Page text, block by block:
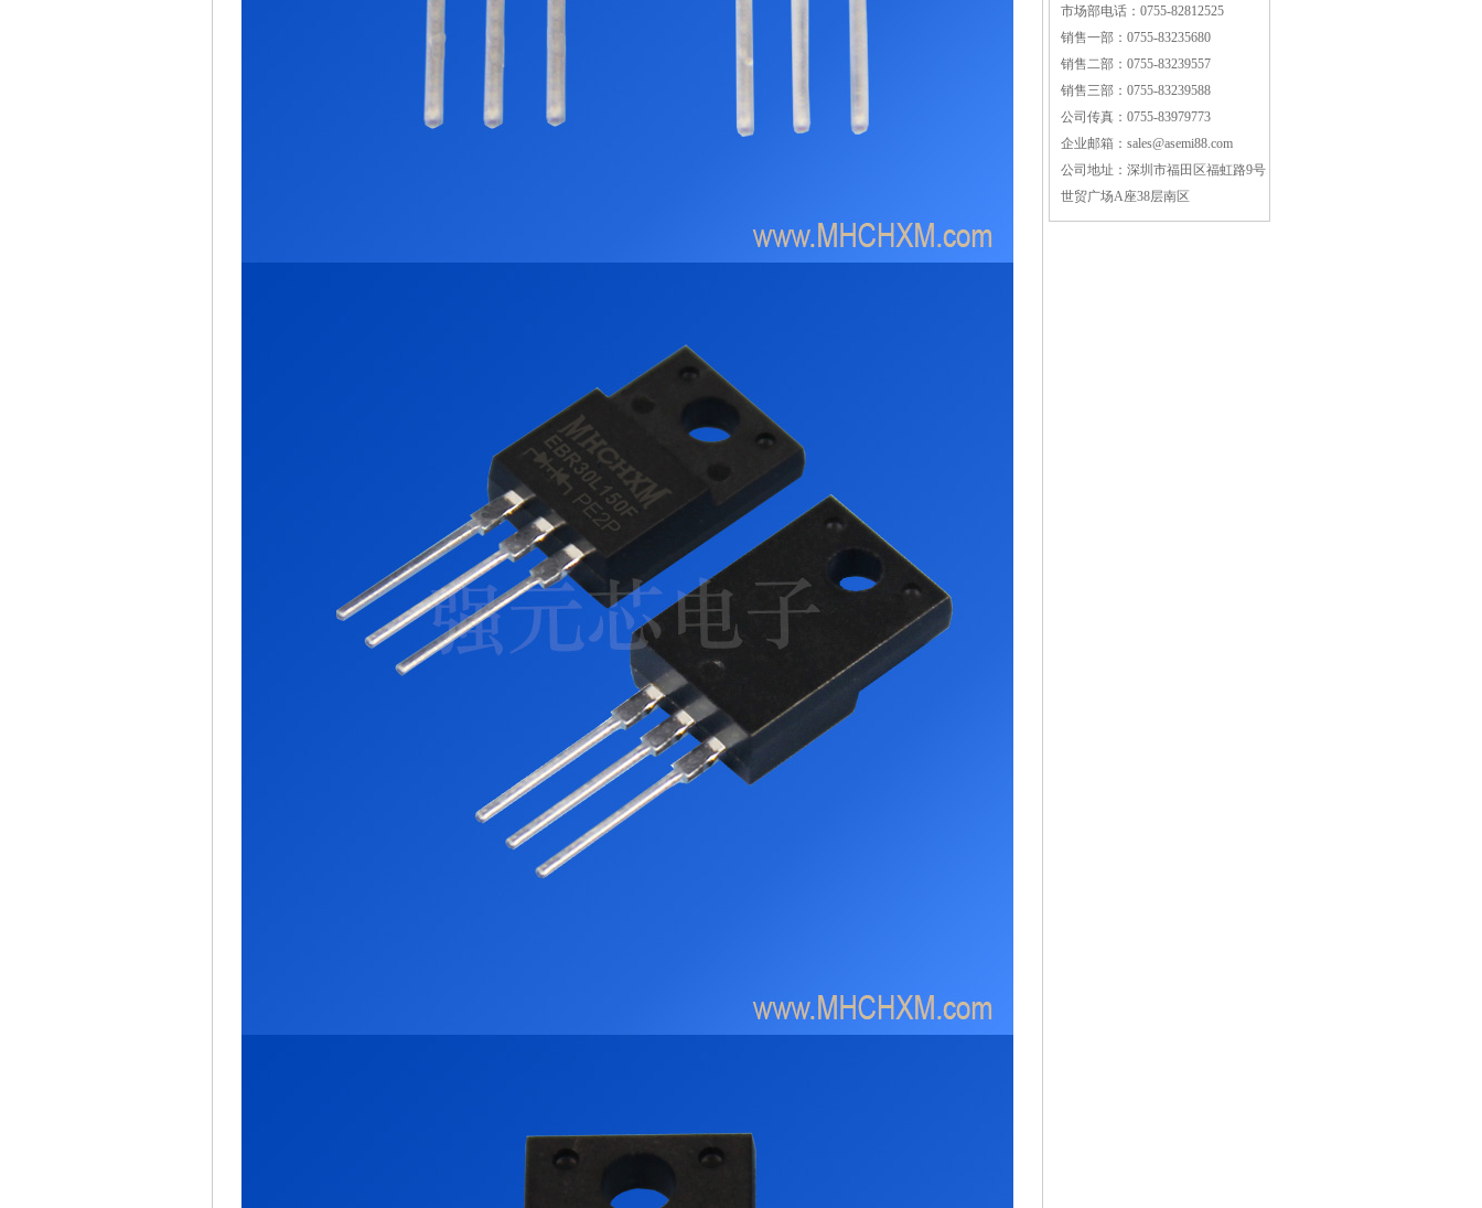
市场部电话： 0755-82812525
销售一部： 0755-83235680
销售二部： 0755-83239557
销售三部： 0755-83239588
公司传真： 0755-83979773
企业邮箱： sales@asemi88.com
公司地址： 深圳市福田区福虹路9号
世贸广场A座38层南区